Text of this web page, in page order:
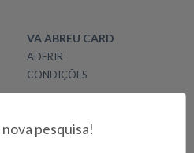
VA ABREU CARD
ADERIR
CONDIÇÕES
nova pesquisa!